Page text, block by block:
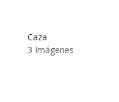
Caza
3 Imágenes